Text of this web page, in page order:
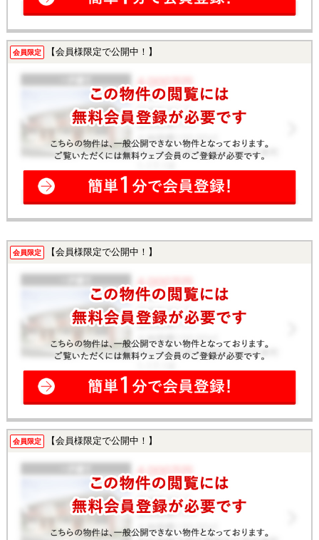
会員限定 【会員様限定で公開中！】
会員限定 【会員様限定で公開中！】
会員限定 【会員様限定で公開中！】